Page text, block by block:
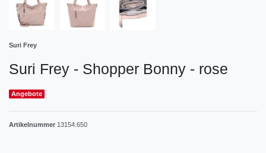
Suri Frey
Suri Frey - Shopper Bonny - rose
Angebote
Artikelnummer 13154.650